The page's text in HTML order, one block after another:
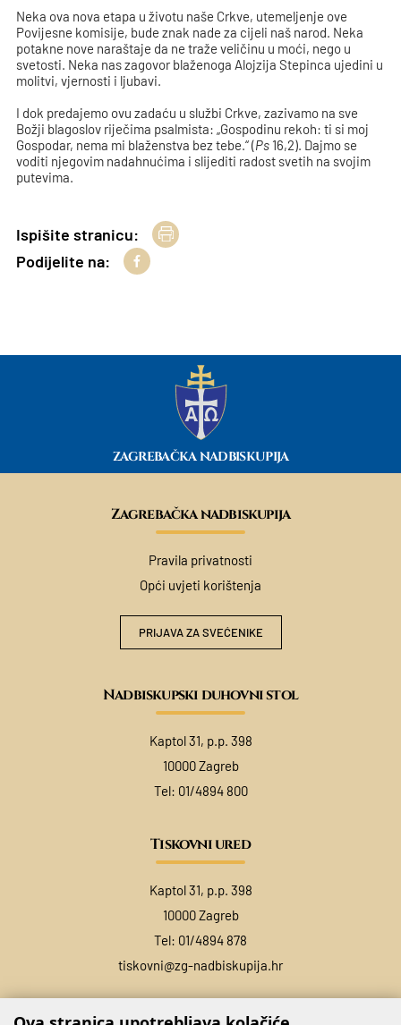
Neka ova nova etapa u životu naše Crkve, utemeljenje ove
Povijesne komisije, bude znak nade za cijeli naš narod. Neka
potakne nove naraštaje da ne traže veličinu u moći, nego u
svetosti. Neka nas zagovor blaženoga Alojzija Stepinca ujedini u
molitvi, vjernosti i ljubavi.
I dok predajemo ovu zadaću u službi Crkve, zazivamo na sve
Božji blagoslov riječima psalmista: „Gospodinu rekoh: ti si moj
Gospodar, nema mi blaženstva bez tebe.“ (Ps 16,2). Dajmo se
voditi njegovim nadahnućima i slijediti radost svetih na svojim
putevima.
Ispišite stranicu:
Podijelite na:
ZAGREBAČKA NADBISKUPIJA
Zagrebačka nadbiskupija
Pravila privatnosti
Opći uvjeti korištenja
PRIJAVA ZA SVEĆENIKE
Nadbiskupski duhovni stol
Kaptol 31, p.p. 398
10000 Zagreb
Tel: 01/4894 800
Tiskovni ured
Kaptol 31, p.p. 398
10000 Zagreb
Tel: 01/4894 878
tiskovni@zg-nadbiskupija.hr